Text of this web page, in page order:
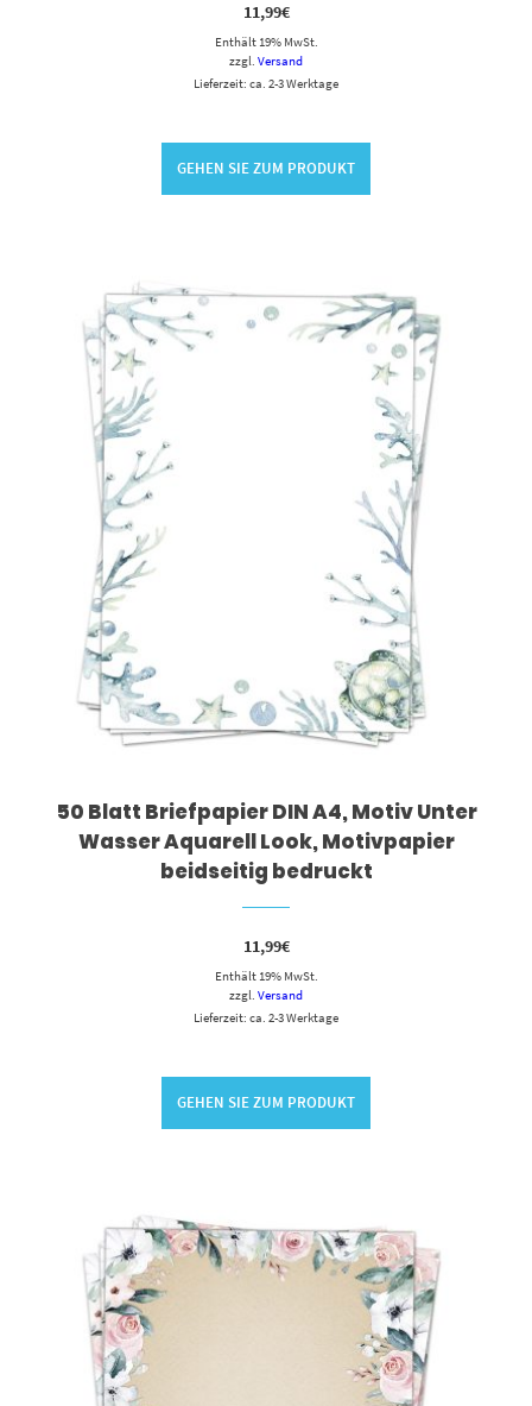
11,99€
Enthält 19% MwSt.
zzgl. Versand
Lieferzeit: ca. 2-3 Werktage
GEHEN SIE ZUM PRODUKT
50 Blatt Briefpapier DIN A4, Motiv Unter
Wasser Aquarell Look, Motivpapier
beidseitig bedruckt
11,99€
Enthält 19% MwSt.
zzgl. Versand
Lieferzeit: ca. 2-3 Werktage
GEHEN SIE ZUM PRODUKT